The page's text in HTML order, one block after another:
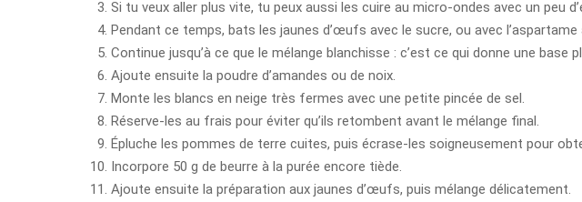
Si tu veux aller plus vite, tu peux aussi les cuire au micro-ondes avec un peu
Pendant ce temps, bats les jaunes d’œufs avec le sucre, ou avec
Continue jusqu’à ce que le mélange blanchisse : c’est ce qui donne une base
Ajoute ensuite la poudre d’amandes ou de noix.
Monte les blancs en neige très fermes avec une petite pincée de sel.
Réserve-les au frais pour éviter qu’ils retombent avant le mélange final.
Épluche les pommes de terre cuites, puis écrase-les soigneusement pour
Incorpore 50 g de beurre à la purée encore tiède.
Ajoute ensuite la préparation aux jaunes d’œufs, puis mélange délicatement.